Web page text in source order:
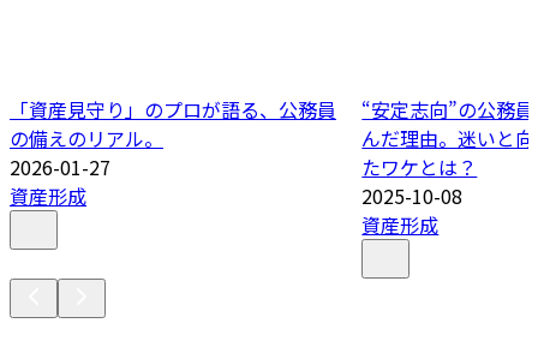
「資産見守り」のプロが語る、公務員
の備えのリアル。
2026-01-27
資産形成
“安定志向”の公務
んだ理由。迷いと
たワケとは？
2025-10-08
資産形成